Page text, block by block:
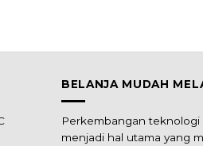
BELANJA MUDAH
Perkembangan teknologi
menjadi hal utama yang